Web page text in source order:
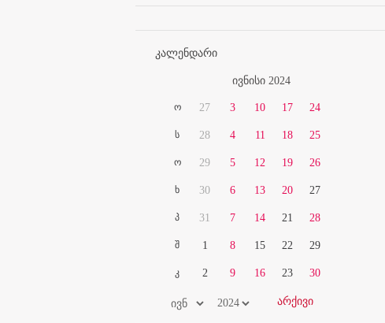
კალენდარი
ივნისი 2024
ო
ს
ო
ხ
პ
შ
კ
27
28
29
30
31
1
2
3
4
5
6
7
8
9
10
11
12
13
14
15
16
17
18
19
20
21
22
23
24
25
26
27
28
29
30